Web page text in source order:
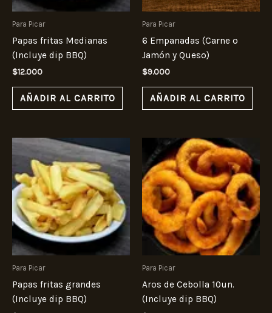
Para Picar
Papas fritas Medianas
(Incluye dip BBQ)
$12.000
AÑADIR AL CARRITO
Para Picar
6 Empanadas (Carne o
Jamón y Queso)
$9.000
AÑADIR AL CARRITO
Para Picar
Papas fritas grandes
(Incluye dip BBQ)
Para Picar
Aros de Cebolla 10un.
(Incluye dip BBQ)